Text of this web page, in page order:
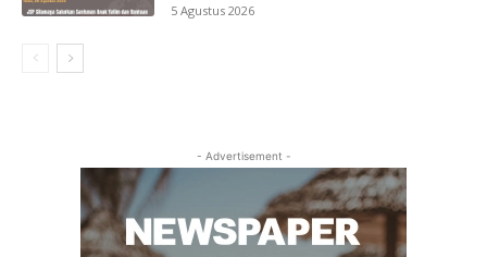
5 Agustus 2026
- Advertisement -